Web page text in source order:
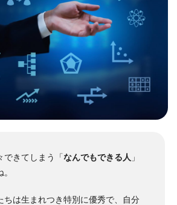
できてしまう「なんでもできる人 」
ちは生まれつき特別に優秀で、自分